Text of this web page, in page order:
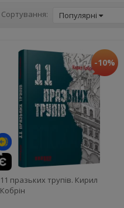
Сортування: Популярні
-10%
11 празьких трупів. Кирил
Кобрін